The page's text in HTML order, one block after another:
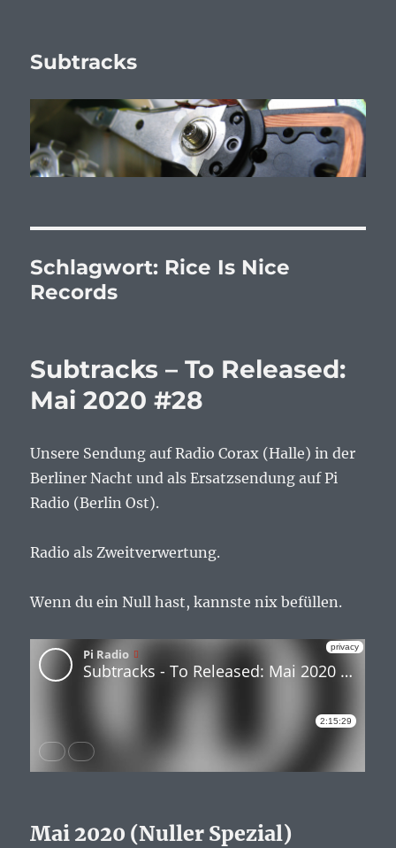
Subtracks
Schlagwort: Rice Is Nice
Records
Subtracks – To Released:
Mai 2020 #28
Unsere Sendung auf Radio Corax (Halle) in der
Berliner Nacht und als Ersatzsendung auf Pi
Radio (Berlin Ost).
Radio als Zweitverwertung.
Wenn du ein Null hast, kannste nix befüllen.
Mai 2020 (Nuller Spezial)